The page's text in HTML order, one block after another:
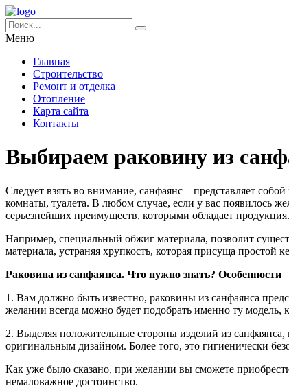
Меню
Главная
Строительство
Ремонт и отделка
Отопление
Карта сайта
Контакты
Выбираем раковину из
Следует взять во внимание, санфаянс – представляет
комнаты, туалета. В любом случае, если у вас появилось
серьезнейших преимуществ, которыми обладает продукция.
Например, специальный обжиг материала, позволит
материала, устраняя хрупкость, которая присуща
Раковина из санфаянса. Что нужно знать? Особенности
1. Вам должно быть известно, раковины из санфаянса
желании всегда можно будет подобрать именно ту
2. Выделяя положительные стороны изделий из
оригинальным дизайном. Более того, это гигиенически
Как уже было сказано, при желании вы сможете
немаловажное достоинство.